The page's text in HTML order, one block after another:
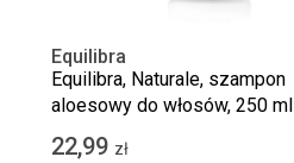
Equilibra
Equilibra, Naturale, szampon
aloesowy do włosów, 250 ml
22,99 zł